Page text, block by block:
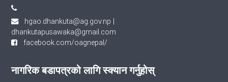
hgao.dhankuta@ag.gov.np |
dhankutapusawaka@gmail.com
facebook.com/oagnepal/
नागरिक बडापत्रको लागि स्क्यान गर्नुहोस्